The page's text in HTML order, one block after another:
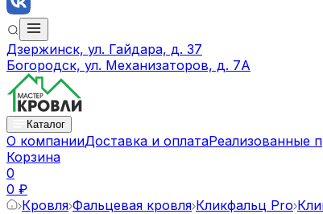
Дзержинск, ул. Гайдара, д. 37
Богородск, ул. Механизаторов, д. 7А
Каталог
О компанииДоставка и оплатаРеализованные
Корзина
0
0 ₽
Кровля Фальцевая кровля Кликфальц Pro